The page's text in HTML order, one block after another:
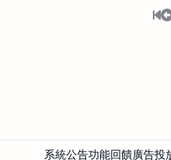
系統公告功能回饋廣告投